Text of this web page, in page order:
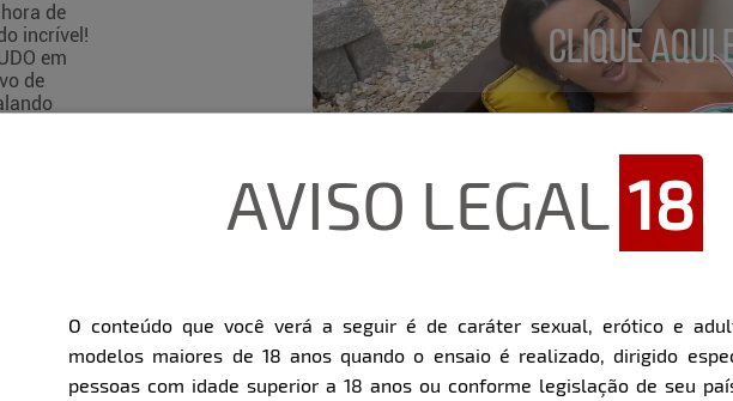
de
incrível!
em
de
Clique aqui
10s
10sDownload
AVISO LEGAL 18
O conteúdo que você verá a seguir é de caráter sexual, erótico e
modelos maiores de 18 anos quando o ensaio é realizado, dirigido
pessoas com idade superior a 18 anos ou conforme legislação de seu